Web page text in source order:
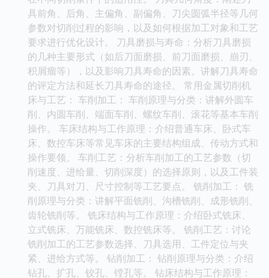
具前角、后角、主偏角、副偏角、刀尖圆弧半径等几何
参数对切削过程的影响，以及如何根据加工对象和工艺
要求进行优化设计。 刀具磨损与寿命：分析刀具磨损
的几种主要形式（如后刀面磨损、前刀面磨损、崩刃、
积屑瘤等），以及影响刀具寿命的因素。讲解刀具寿命
的评定方法和延长刀具寿命的途径。 常用金属切削机
床与工艺： 车削加工： 车削原理与分类：讲解外圆车
削、内圆车削、端面车削、螺纹车削、滚花等基本车削
操作。 车床结构与工作原理：介绍普通车床、卧式车
床、数控车床等常见车床的主要结构组成、传动方式和
操作要领。 车削工艺：分析车削加工的工艺参数（切
削速度、进给量、切削深度）的选择原则，以及工件装
夹、刀具对刀、尺寸控制等工艺要点。 铣削加工： 铣
削原理与分类：讲解平面铣削、沟槽铣削、成形铣削、
齿轮铣削等。 铣床结构与工作原理：介绍卧式铣床、
立式铣床、万能铣床、数控铣床等。 铣削工艺：讨论
铣削加工的工艺参数选择、刀具选用、工件定位与夹
紧、进给方式等。 钻削加工： 钻削原理与分类：介绍
钻孔、扩孔、铰孔、镗孔等。 钻床结构与工作原理：